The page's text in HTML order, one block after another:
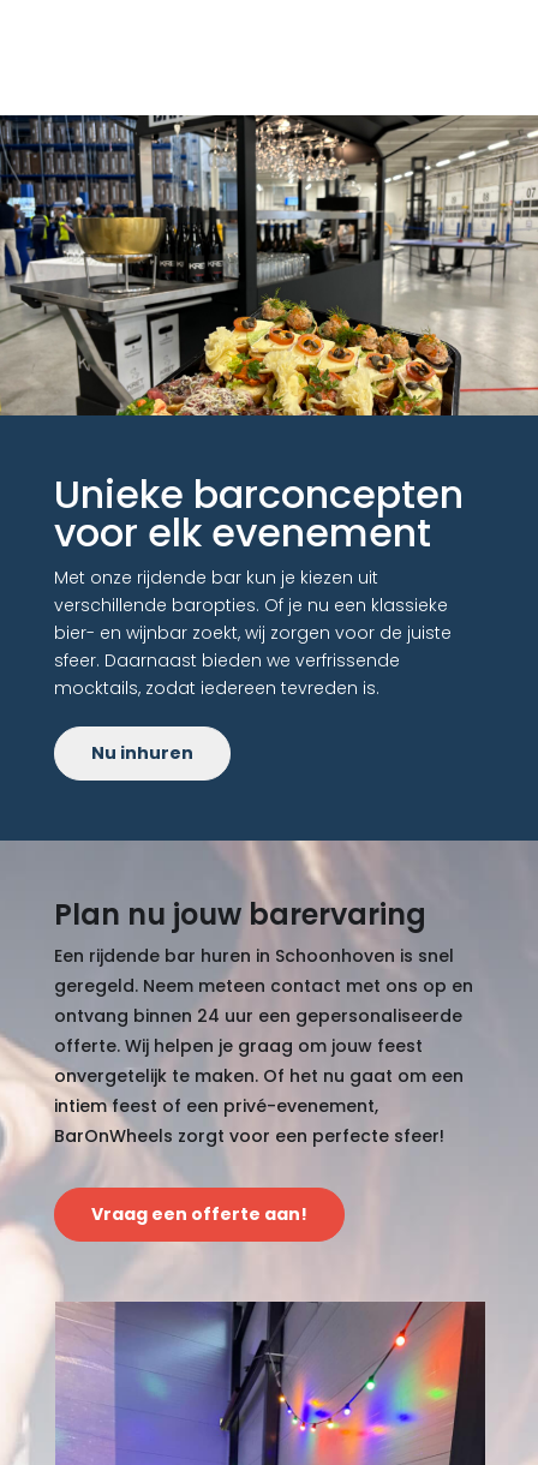
Unieke barconcepten
voor elk evenement
Met onze rijdende bar kun je kiezen uit
verschillende baropties. Of je nu een klassieke
bier- en wijnbar zoekt, wij zorgen voor de juiste
sfeer. Daarnaast bieden we verfrissende
mocktails, zodat iedereen tevreden is.
Nu inhuren
Plan nu jouw barervaring
Een rijdende bar huren in Schoonhoven is snel
geregeld. Neem meteen contact met ons op en
ontvang binnen 24 uur een gepersonaliseerde
offerte. Wij helpen je graag om jouw feest
onvergetelijk te maken. Of het nu gaat om een
intiem feest of een privé-evenement,
BarOnWheels zorgt voor een perfecte sfeer!
Vraag een offerte aan!